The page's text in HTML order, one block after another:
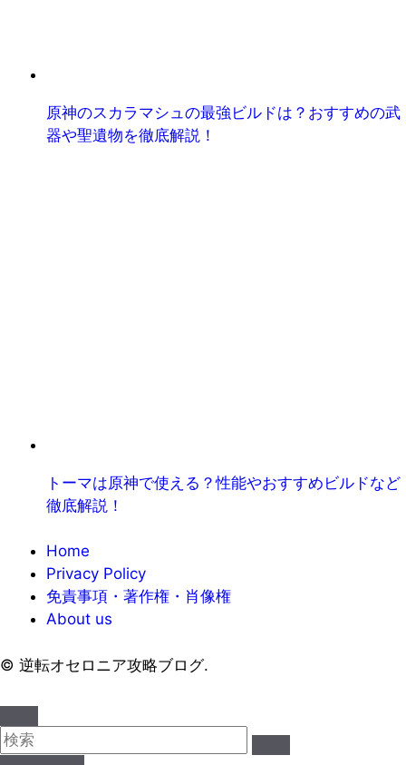
原神のスカラマシュの最強ビルドは？おすすめの武
器や聖遺物を徹底解説！
トーマは原神で使える？性能やおすすめビルドなど
徹底解説！
Home
Privacy Policy
免責事項・著作権・肖像権
About us
© 逆転オセロニア攻略ブログ.